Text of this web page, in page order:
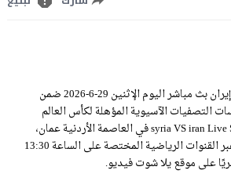
مشاهدة مباراة سوريا وإيران بث مباشر اليوم الإثنين 29-6-2026 ضمن
التصفيات الآسيوية المؤهلة لكأس العالم
2027 لكرة السلة syria VS iran Live Stream في العاصمة الأردنية عمان،
وسيكون اللقاء منقولًا عبر القنوات الرياضية المختصة على الساعة 13:30
على موقع يلا شوت فيديو.